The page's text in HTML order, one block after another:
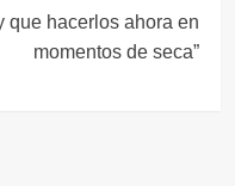
que hacerlos ahora en
momentos de seca”